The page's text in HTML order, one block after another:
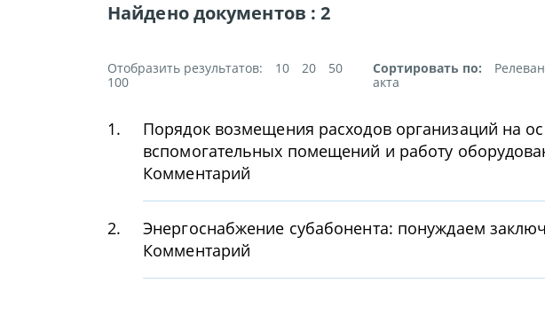
Найдено документов :2
Отобразить результатов: 10 20
50
100
Сортировать по:
акта
1.
Порядок возмещения расходов организаций на
вспомогательных помещений и работу
Комментарий
2.
Энергоснабжение субабонента: понуждаем
Комментарий